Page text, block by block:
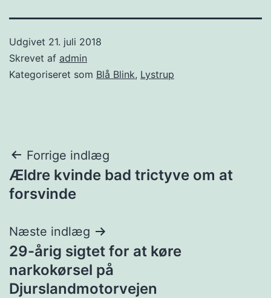
Udgivet 21. juli 2018
Skrevet af admin
Kategoriseret som Blå Blink, Lystrup
Indlægsnavigation
Forrige indlæg
Ældre kvinde bad trictyve om at
forsvinde
Næste indlæg
29-årig sigtet for at køre
narkokørsel på
Djurslandmotorvejen